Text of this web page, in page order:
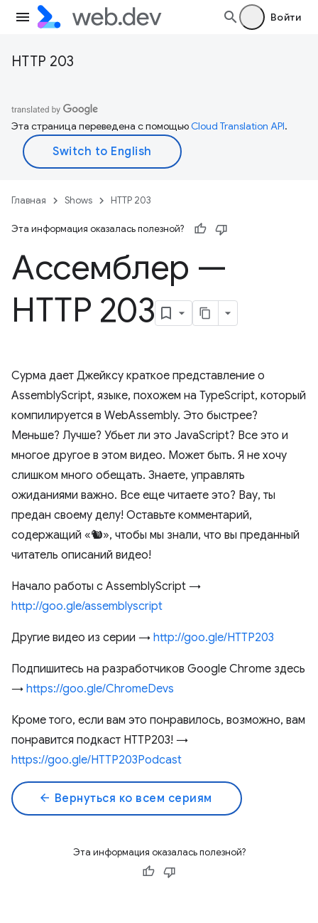
Войти
HTTP 203
Эта страница переведена с помощьюCloud Translation API.
Главная Shows HTTP 203
Эта информация оказалась полезной?
Ассемблер —
HTTP 203
Сурма дает Джейксу краткое представление о
AssemblyScript, языке, похожем на TypeScript, который
компилируется в WebAssembly. Это быстрее?
Меньше? Лучше? Убьет ли это JavaScript? Все это и
многое другое в этом видео. Может быть. Я не хочу
слишком много обещать. Знаете, управлять
ожиданиями важно. Все еще читаете это? Вау, ты
предан своему делу! Оставьте комментарий,
содержащий «🐿», чтобы мы знали, что вы преданный
читатель описаний видео!
Начало работы с AssemblyScript →
http://goo.gle/assemblyscript
Другие видео из серии → http://goo.gle/HTTP203
Подпишитесь на разработчиков Google Chrome здесь
→ https://goo.gle/ChromeDevs
Кроме того, если вам это понравилось, возможно, вам
понравится подкаст HTTP203! →
https://goo.gle/HTTP203Podcast
arrow_back Вернуться ко всем сериям
Эта информация оказалась полезной?